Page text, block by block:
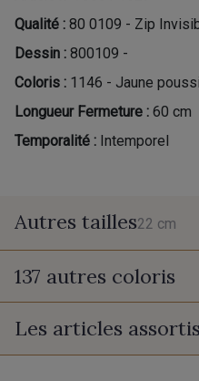
Qualité : 80 0109 - Zip
Dessin : 800109 -
Coloris : 1146 - Jaune
Longueur Fermeture : 60 cm
Temporalité : Intemporel
Autres tailles22 cm
22 cm
137 autres coloris
9700 - Noir
Les articles assortis